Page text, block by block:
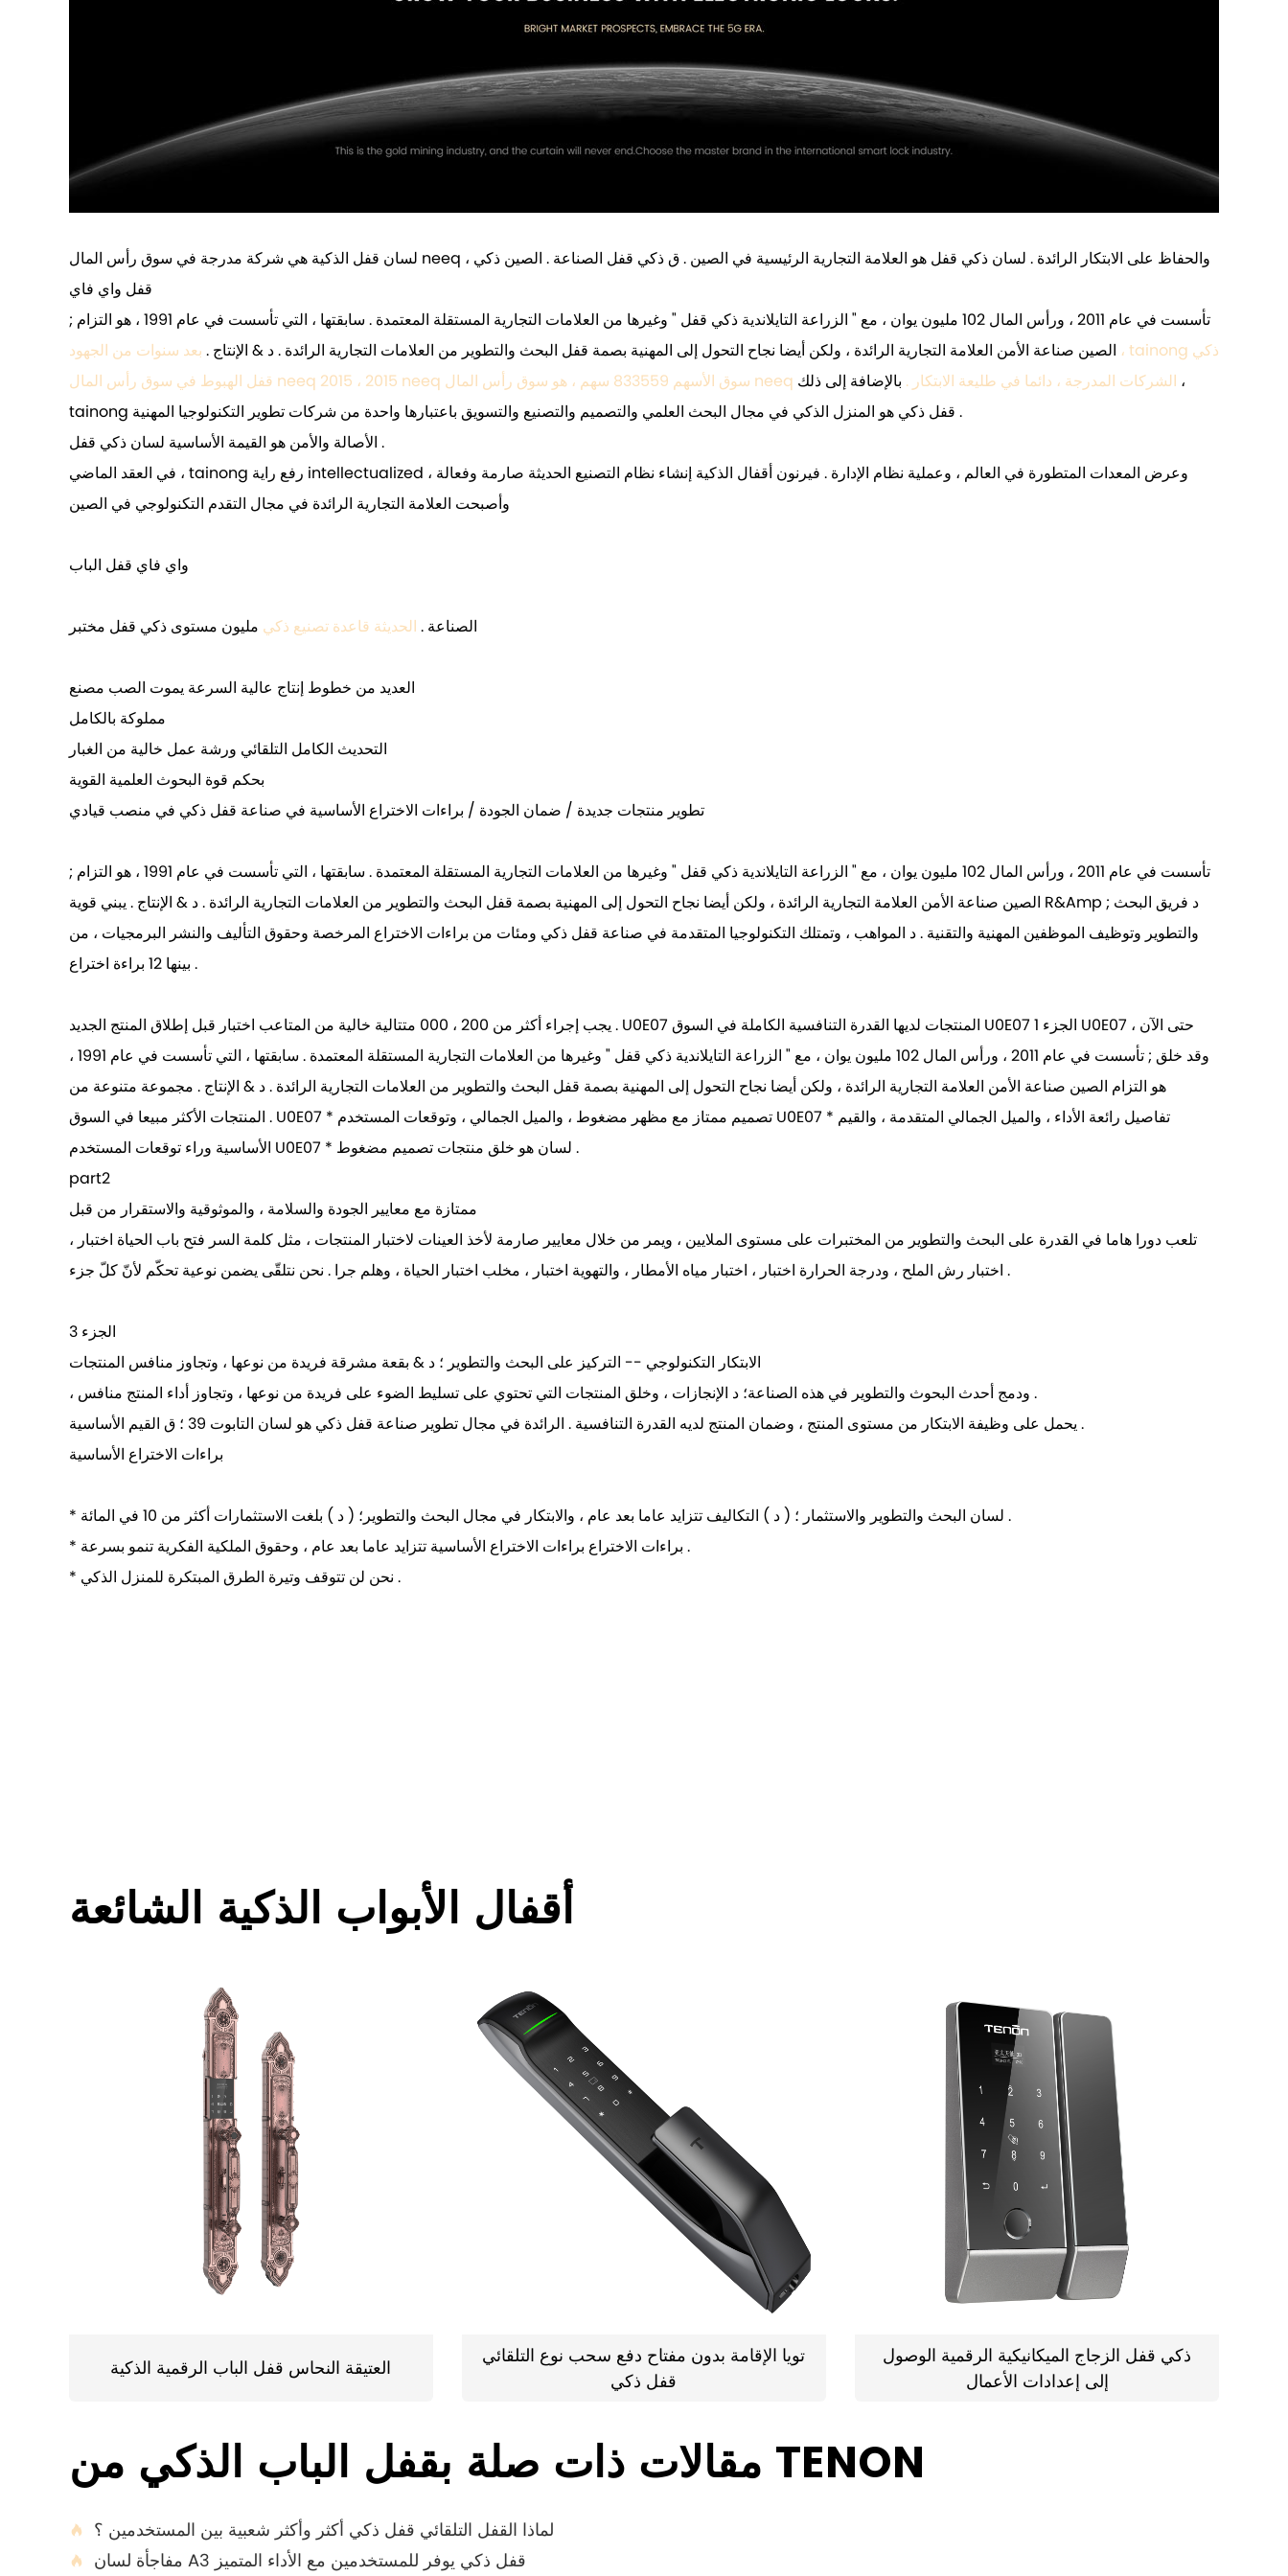
لسان قفل الذكية هي شركة مدرجة في سوق رأس المال neeq ، والحفاظ على الابتكار الرائدة . لسان ذكي قفل هو العلامة التجارية الرئيسية في الصين . ق ذكي قفل الصناعة . الصين ذكي
قفل واي فاي
; تأسست في عام 2011 ، ورأس المال 102 مليون يوان ، مع " الزراعة التايلاندية ذكي قفل " وغيرها من العلامات التجارية المستقلة المعتمدة . سابقتها ، التي تأسست في عام 1991 ، هو التزام
الصين صناعة الأمن العلامة التجارية الرائدة ، ولكن أيضا نجاح التحول إلى المهنية بصمة قفل البحث والتطوير من العلامات التجارية الرائدة . د & الإنتاج . بعد سنوات من الجهود ، tainong ذكي
قفل الهبوط في سوق رأس المال neeq 2015 ، 2015 neeq سوق الأسهم 833559 سهم ، هو سوق رأس المال neeq الشركات المدرجة ، دائما في طليعة الابتكار . بالإضافة إلى ذلك ،
tainong قفل ذكي هو المنزل الذكي في مجال البحث العلمي والتصميم والتصنيع والتسويق باعتبارها واحدة من شركات تطوير التكنولوجيا المهنية .
الأصالة والأمن هو القيمة الأساسية لسان ذكي قفل .
في العقد الماضي ، tainong رفع راية intellectualized وعرض المعدات المتطورة في العالم ، وعملية نظام الإدارة . فيرنون أقفال الذكية إنشاء نظام التصنيع الحديثة صارمة وفعالة ،
وأصبحت العلامة التجارية الرائدة في مجال التقدم التكنولوجي في الصين
واي فاي قفل الباب
الصناعة . الحديثة قاعدة تصنيع ذكي مليون مستوى ذكي قفل مختبر
العديد من خطوط إنتاج عالية السرعة يموت الصب مصنع
مملوكة بالكامل
التحديث الكامل التلقائي ورشة عمل خالية من الغبار
بحكم قوة البحوث العلمية القوية
تطوير منتجات جديدة / ضمان الجودة / براءات الاختراع الأساسية في صناعة قفل ذكي في منصب قيادي
; تأسست في عام 2011 ، ورأس المال 102 مليون يوان ، مع " الزراعة التايلاندية ذكي قفل " وغيرها من العلامات التجارية المستقلة المعتمدة . سابقتها ، التي تأسست في عام 1991 ، هو التزام
الصين صناعة الأمن العلامة التجارية الرائدة ، ولكن أيضا نجاح التحول إلى المهنية بصمة قفل البحث والتطوير من العلامات التجارية الرائدة . د & الإنتاج . يبني قوية R&Amp ; د فريق البحث
والتطوير وتوظيف الموظفين المهنية والتقنية . د المواهب ، وتمتلك التكنولوجيا المتقدمة في صناعة قفل ذكي ومئات من براءات الاختراع المرخصة وحقوق التأليف والنشر البرمجيات ، من
بينها 12 براءة اختراع .
يجب إجراء أكثر من 200 ، 000 متتالية خالية من المتاعب اختبار قبل إطلاق المنتج الجديد . U0E07 المنتجات لديها القدرة التنافسية الكاملة في السوق U0E07 الجزء 1 U0E07 حتى الآن ،
وقد خلق ; تأسست في عام 2011 ، ورأس المال 102 مليون يوان ، مع " الزراعة التايلاندية ذكي قفل " وغيرها من العلامات التجارية المستقلة المعتمدة . سابقتها ، التي تأسست في عام 1991 ،
هو التزام الصين صناعة الأمن العلامة التجارية الرائدة ، ولكن أيضا نجاح التحول إلى المهنية بصمة قفل البحث والتطوير من العلامات التجارية الرائدة . د & الإنتاج . مجموعة متنوعة من
المنتجات الأكثر مبيعا في السوق . U0E07 * تصميم ممتاز مع مظهر مضغوط ، والميل الجمالي ، وتوقعات المستخدم U0E07 * تفاصيل رائعة الأداء ، والميل الجمالي المتقدمة ، والقيم
الأساسية وراء توقعات المستخدم U0E07 * لسان هو خلق منتجات تصميم مضغوط .
part2
ممتازة مع معايير الجودة والسلامة ، والموثوقية والاستقرار من قبل
تلعب دورا هاما في القدرة على البحث والتطوير من المختبرات على مستوى الملايين ، ويمر من خلال معايير صارمة لأخذ العينات لاختبار المنتجات ، مثل كلمة السر فتح باب الحياة اختبار ،
اختبار رش الملح ، ودرجة الحرارة اختبار ، اختبار مياه الأمطار ، والتهوية اختبار ، مخلب اختبار الحياة ، وهلم جرا . نحن نتلقّى يضمن نوعية تحكّم لأنّ كلّ جزء .
الجزء 3
الابتكار التكنولوجي -- التركيز على البحث والتطوير ؛ د & بقعة مشرقة فريدة من نوعها ، وتجاوز منافس المنتجات
، ودمج أحدث البحوث والتطوير في هذه الصناعة؛ د الإنجازات ، وخلق المنتجات التي تحتوي على تسليط الضوء على فريدة من نوعها ، وتجاوز أداء المنتج منافس .
يحمل على وظيفة الابتكار من مستوى المنتج ، وضمان المنتج لديه القدرة التنافسية . الرائدة في مجال تطوير صناعة قفل ذكي هو لسان التابوت 39 ؛ ق القيم الأساسية .
براءات الاختراع الأساسية
* لسان البحث والتطوير والاستثمار ؛ ( د ) التكاليف تتزايد عاما بعد عام ، والابتكار في مجال البحث والتطوير؛ ( د ) بلغت الاستثمارات أكثر من 10 في المائة .
* براءات الاختراع براءات الاختراع الأساسية تتزايد عاما بعد عام ، وحقوق الملكية الفكرية تنمو بسرعة .
* نحن لن تتوقف وتيرة الطرق المبتكرة للمنزل الذكي .
أقفال الأبواب الذكية الشائعة
العتيقة النحاس قفل الباب الرقمية الذكية
تويا الإقامة بدون مفتاح دفع سحب نوع التلقائي
قفل ذكي
ذكي قفل الزجاج الميكانيكية الرقمية الوصول
إلى إعدادات الأعمال
مقالات ذات صلة بقفل الباب الذكي من TENON
 لماذا القفل التلقائي قفل ذكي أكثر وأكثر شعبية بين المستخدمين ؟
 مفاجأة لسان A3 قفل ذكي يوفر للمستخدمين مع الأداء المتميز